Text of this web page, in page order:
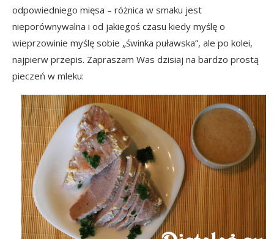
odpowiedniego mięsa – różnica w smaku jest
nieporównywalna i od jakiegoś czasu kiedy myślę o
wieprzowinie myślę sobie „świnka puławska”, ale po kolei,
najpierw przepis. Zapraszam Was dzisiaj na bardzo prostą
pieczeń w mleku: